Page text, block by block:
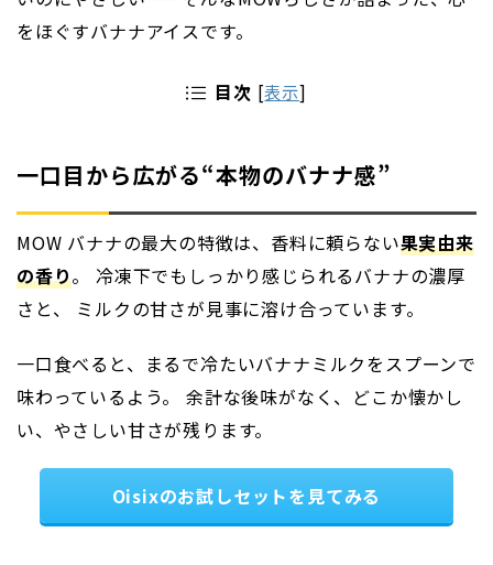
をほぐすバナナアイスです。
目次 [表示]
一口目から広がる“本物のバナナ感”
MOW バナナの最大の特徴は、香料に頼らない果実由来
の香り。 冷凍下でもしっかり感じられるバナナの濃厚
さと、 ミルクの甘さが見事に溶け合っています。
一口食べると、まるで冷たいバナナミルクをスプーンで
味わっているよう。 余計な後味がなく、どこか懐かし
い、やさしい甘さが残ります。
Oisixのお試しセットを見てみる